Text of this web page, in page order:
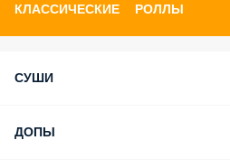
КЛАССИЧЕСКИЕ РОЛЛЫ
СУШИ
ДОПЫ